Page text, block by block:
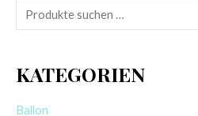
TUF-TEX
GEDECKT